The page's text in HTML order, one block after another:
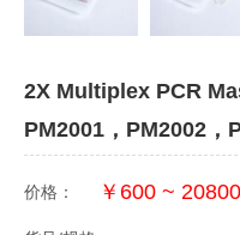
2X Multiplex PCR
PM2001，PM2002，
价格： ￥600 ~ 20800